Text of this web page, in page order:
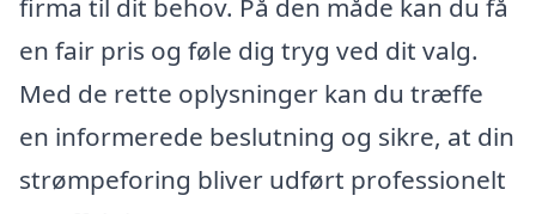
firma til dit behov. På den måde kan du få
en fair pris og føle dig tryg ved dit valg.
Med de rette oplysninger kan du træffe
en informerede beslutning og sikre, at din
strømpeforing bliver udført professionelt